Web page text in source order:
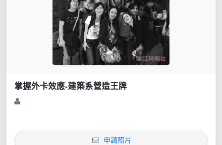
掌握外卡效應-建築系營造王牌
申請照片